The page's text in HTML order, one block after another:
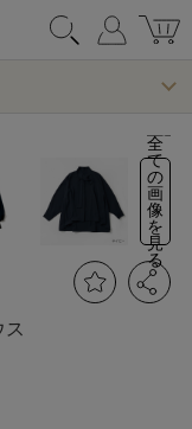
全
て
の
画
像
を
見
る